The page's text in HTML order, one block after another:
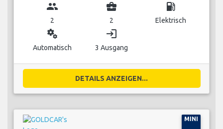
group
2
business_center
2
local_gas_station
Elektrisch
miscellaneous_services
Automatisch
login
3 Ausgang
DETAILS ANZEIGEN...
MINI